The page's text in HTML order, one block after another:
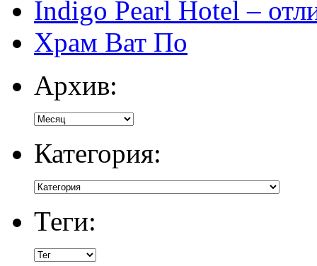
Indigo Pearl Hotel –
Храм Ват По
Архив:
Категория:
Теги: